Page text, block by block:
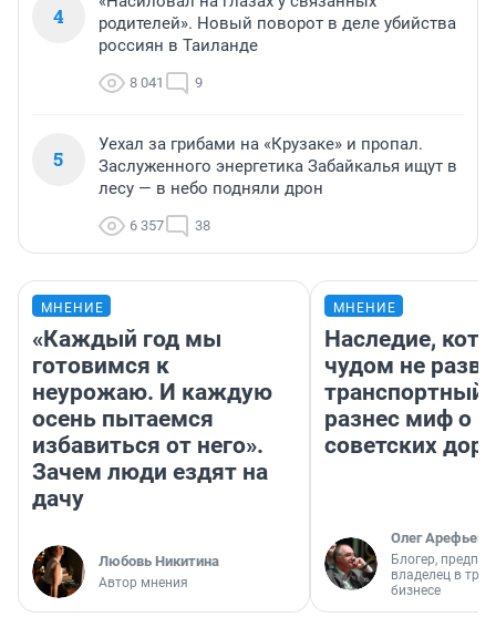
4
родителей». Новый поворот в деле убийства
россиян в Таиланде
8 041 9
5
Уехал за грибами на «Крузаке» и пропал.
Заслуженного энергетика Забайкалья ищут в
лесу — в небо подняли дрон
6 357 38
МНЕНИЕ
«Каждый год мы
готовимся к
неурожаю. И каждую
осень пытаемся
избавиться от него».
Зачем люди ездят на
дачу
Любовь Никитина
Автор мнения
МНЕНИЕ
Наследие,
чудом не
транспортный
разнес миф о
советских
Олег Арефьев
Блогер,
владелец в
бизнесе